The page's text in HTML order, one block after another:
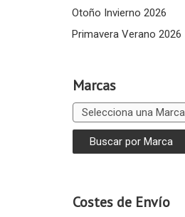
Otoño Invierno 2026
Primavera Verano 2026
Marcas
Costes de Envío